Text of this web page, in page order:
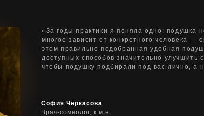
«За годы практики я поняла одно: подушка
многое зависит от конкретного человека —
этом правильно подобранная удобная
доступных способов значительно улучшить
чтобы подушку подбирали под вас лично, а
София Черкасова
Врач-сомнолог, к.м.н.